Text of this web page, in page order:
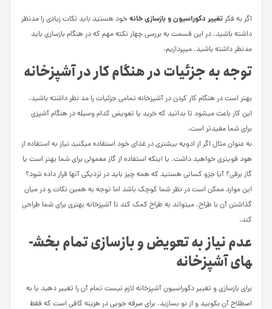
اگر به فکرتغییر دکوراسیون و بازسازی خانهخود هستید باید نکات زیادی را مدنظر
داشته باشید. در این قسمت به بررسی چهار نکته مهم که در هنگام بازسازی باید
مدنظر داشته باشید، می­پردازیم.
توجه به جزئیات در هنگام کار در آشپزخانه
بهتر است در هنگام کار کردن در آشپزخانه تمامی جزئیات را مد نظر داشته باشید.
این کار باعث می­شود تا بدانید که خرید یا تعویض کدام وسیله در هنگام آشپزی
برای شما مفیدتر است.
به عنوان مثال اگر از ادویه بیشتری در غذای خود استفاده می­کنید نیاز به استفاده از
هود قوی­تری خواهید داشت. یا اینکه استفاده از گاز معمولی برای شما بهتر است یا
گاز برقی؟ آیا جزو کسانی هستید که همه چیز باید در نزدیکی آنها قرار داده شود؟
این موارد ممکن است در نظر شما کوچک باشد اما توجه به همین نکات و در میان
گذاشتن آن با طراح، می­تواند به طراح کمک کند تا آشپزخانه بهتری برای شما طراحی
کند.
عدم نیاز به تعویض و بازسازی تمام بخش­
های آشپزخانه
برای بازسازی و تغییر دکوراسیون آشپزخانه لازم نیست تمام آن را تغییر دهید یا به
اصطلاح آن بکوبید و از نو بسازید. برای صرفه­ جویی در هزینه کافی است که فقط